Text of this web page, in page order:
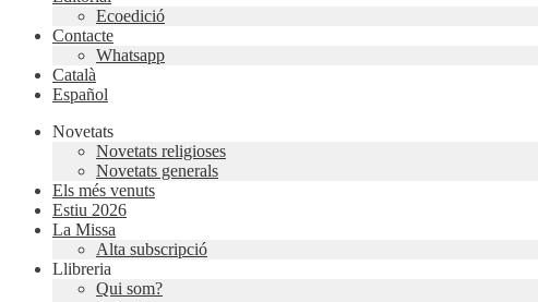
Ecoedició
Contacte
Whatsapp
Català
Español
Novetats
Novetats religioses
Novetats generals
Els més venuts
Estiu 2026
La Missa
Alta subscripció
Llibreria
Qui som?